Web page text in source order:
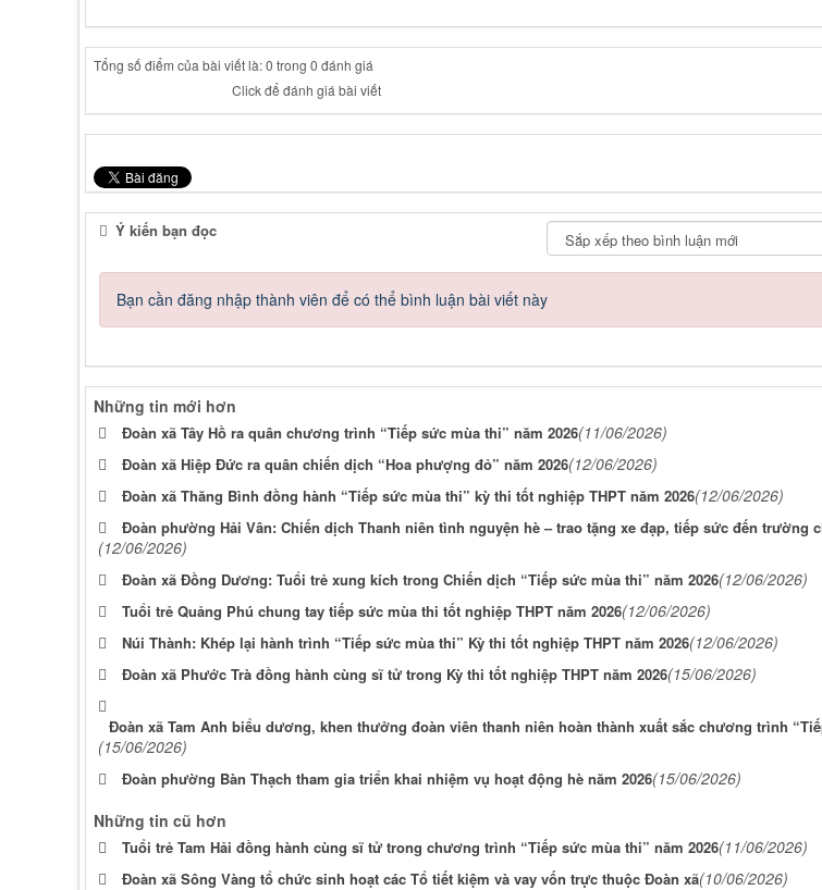
Tổng số điểm của bài viết là: 0 trong 0 đánh giá
Click để đánh giá bài viết
Ý kiến bạn đọc
Bạn cần đăng nhập thành viên để có thể bình luận bài viết này
Những tin mới hơn
Đoàn xã Tây Hồ ra quân chương trình “Tiếp sức mùa thi” năm 2026(11/06/2026)
Đoàn xã Hiệp Đức ra quân chiến dịch “Hoa phượng đỏ” năm 2026(12/06/2026)
Đoàn xã Thăng Bình đồng hành “Tiếp sức mùa thi” kỳ thi tốt nghiệp THPT năm 2026(12/06/2026)
Đoàn phường Hải Vân: Chiến dịch Thanh niên tình nguyện hè – trao tặng xe đạp, tiếp sức đến trường
(12/06/2026)
Đoàn xã Đồng Dương: Tuổi trẻ xung kích trong Chiến dịch “Tiếp sức mùa thi” năm 2026(12/06/2026)
Tuổi trẻ Quảng Phú chung tay tiếp sức mùa thi tốt nghiệp THPT năm 2026(12/06/2026)
Núi Thành: Khép lại hành trình “Tiếp sức mùa thi” Kỳ thi tốt nghiệp THPT năm 2026(12/06/2026)
Đoàn xã Phước Trà đồng hành cùng sĩ tử trong Kỳ thi tốt nghiệp THPT năm 2026(15/06/2026)
Đoàn xã Tam Anh biểu dương, khen thưởng đoàn viên thanh niên hoàn thành xuất sắc chương trình
(15/06/2026)
Đoàn phường Bàn Thạch tham gia triển khai nhiệm vụ hoạt động hè năm 2026(15/06/2026)
Những tin cũ hơn
Tuổi trẻ Tam Hải đồng hành cùng sĩ tử trong chương trình “Tiếp sức mùa thi” năm 2026(11/06/2026)
Đoàn xã Sông Vàng tổ chức sinh hoạt các Tổ tiết kiệm và vay vốn trực thuộc Đoàn xã(10/06/2026)